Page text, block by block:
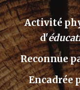
Activité
d'
Reconnue
Encadrée